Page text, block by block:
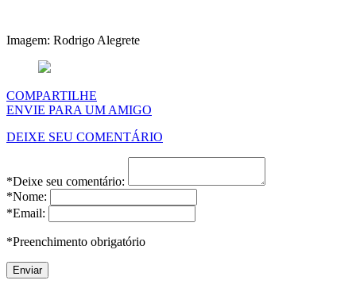
Imagem: Rodrigo Alegrete
COMPARTILHE
ENVIE PARA UM AMIGO
DEIXE SEU COMENTÁRIO
*Deixe seu comentário:
*Nome:
*Email:
*Preenchimento obrigatório